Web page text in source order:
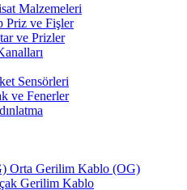
Malzemeleri
Priz ve Fişler
ve Prizler
Sensörleri
ve Fenerler
Orta Gerilim Kablo (OG)
Gerilim Kablo